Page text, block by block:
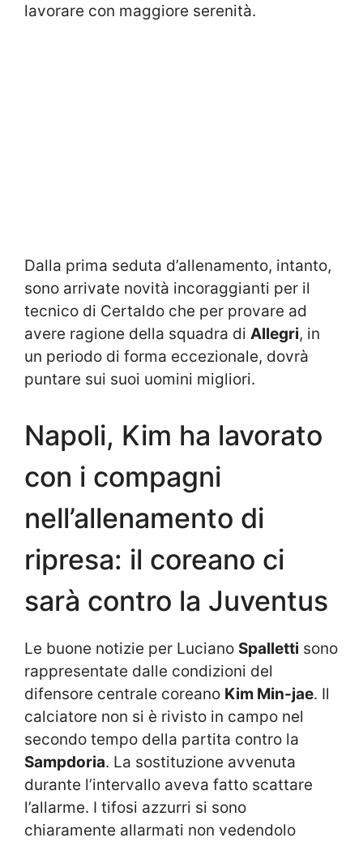
lavorare con maggiore serenità.
Dalla prima seduta d’allenamento, intanto,
sono arrivate novità incoraggianti per il
tecnico di Certaldo che per provare ad
avere ragione della squadra di Allegri, in
un periodo di forma eccezionale, dovrà
puntare sui suoi uomini migliori.
Napoli, Kim ha lavorato
con i compagni
nell’allenamento di
ripresa: il coreano ci
sarà contro la Juventus
Le buone notizie per Luciano Spalletti sono
rappresentate dalle condizioni del
difensore centrale coreano Kim Min-jae. Il
calciatore non si è rivisto in campo nel
secondo tempo della partita contro la
Sampdoria. La sostituzione avvenuta
durante l’intervallo aveva fatto scattare
l’allarme. I tifosi azzurri si sono
chiaramente allarmati non vedendolo